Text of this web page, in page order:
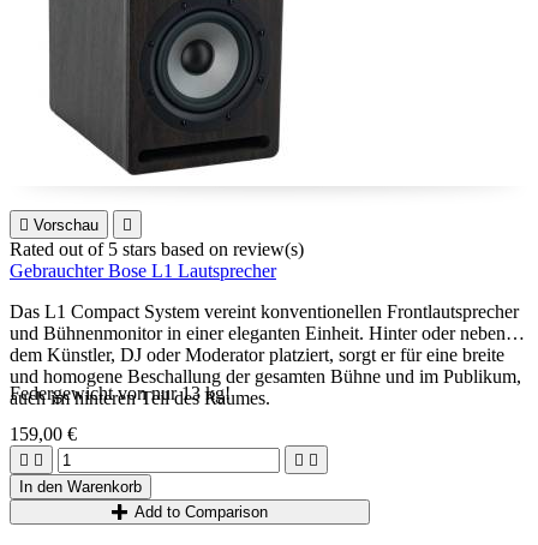
 Vorschau 
Rated out of 5 stars based on review(s)
Gebrauchter Bose L1 Lautsprecher
Das L1 Compact System vereint konventionellen Frontlautsprecher
und Bühnenmonitor in einer eleganten Einheit. Hinter oder neben
dem Künstler, DJ oder Moderator platziert, sorgt er für eine breite
und homogene Beschallung der gesamten Bühne und im Publikum,
auch im hinteren Teil des Raumes.
Federgewicht von nur 13 kg!
159,00 €
   
In den Warenkorb
Add to Comparison